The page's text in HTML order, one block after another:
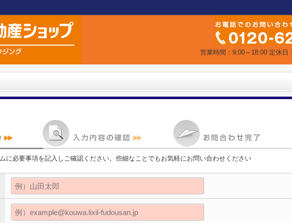
営業時間：9:00～18:00 定休日
に必要事項を記入しご確認ください。些細なことでもお気軽にお問い合わせください